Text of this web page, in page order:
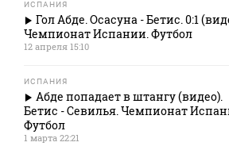
ИСПАНИЯ
Гол Абде. Осасуна - Бетис. 0:1
Чемпионат Испании. Футбол
12 апреля 15:10
ИСПАНИЯ
Абде попадает в штангу (видео).
Бетис - Севилья. Чемпионат
Футбол
1 марта 22:21